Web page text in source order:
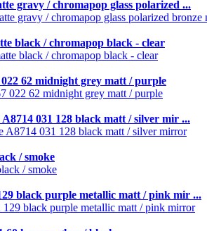
gravy / chromapop glass polarized ...
black / chromapop black - clear
62 midnight grey matt / purple
031 128 black matt / silver mir ...
/ smoke
black purple metallic matt / pink mir ...